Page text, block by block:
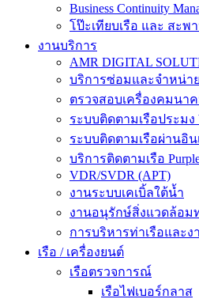
Business Continuity
โป๊ะเทียบเรือ และ สะพ
งานบริการ
AMR DIGITAL
บริการซ่อมและจำหน่า
ตรวจสอบเครื่องคมนาค
ระบบติดตามเรือประมง
ระบบติดตามเรือผ่านอิน
บริการติดตามเรือ
VDR/SVDR (APT)
งานระบบเคเบิ้ลใต้น้ำ
งานอนุรักษ์สิ่งแวดล้อม
การบริหารท่าเรือและง
เรือ / เครื่องยนต์
เรือตรวจการณ์
เรือไฟเบอร์กลาส